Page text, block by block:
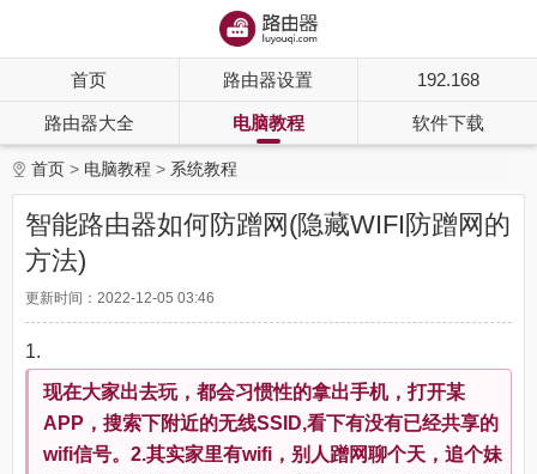
首页 路由器设置 192.168
路由器大全 电脑教程 软件下载
首页 电脑教程 系统教程
智能路由器如何防蹭网(隐藏WIFI防蹭网的
方法)
更新时间：2022-12-05 03:46
1.
现在大家出去玩，都会习惯性的拿出手机，打开某
APP，搜索下附近的无线SSID,看下有没有已经共享的
wifi信号。2.其实家里有wifi，别人蹭网聊个天，追个妹